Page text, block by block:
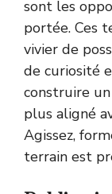
sont les
portée. Ces
vivier de
de curiosité
construire
plus aligné
Agissez,
terrain est